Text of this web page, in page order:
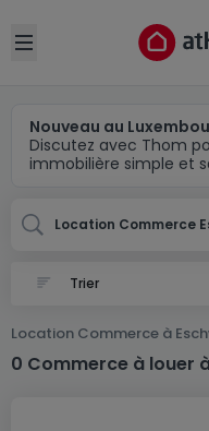
Open sidebar
Nouveau au
Discutez avec Thom
immobilière simple et
Location Commerce
Location Commerce à
0 Commerce à louer
Annuler